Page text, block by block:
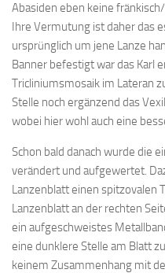
Abasiden eben keine
Ihre Vermutung ist daher das
ursprünglich um jene Lanze
Banner befestigt war das Karl
Tricliniumsmosaik im Lateran
Stelle noch ergänzend das
wobei hier wohl auch eine
Schon bald danach wurde die
verändert und aufgewertet.
Lanzenblatt einen spitzovalen
Lanzenblatt an der rechten
ein aufgeschweistes
eine dunklere Stelle am Blatt
keinem Zusammenhang mit